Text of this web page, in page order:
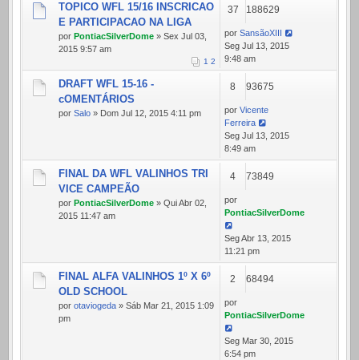
TOPICO WFL 15/16 INSCRICAO
E PARTICIPACAO NA LIGA
por PontiacSilverDome » Sex Jul 03,
2015 9:57 am
1 2
37 188629
por SansãoXIII
Seg Jul 13, 2015
9:48 am
DRAFT WFL 15-16 -
cOMENTÁRIOS
por Salo » Dom Jul 12, 2015 4:11 pm
8 93675
por Vicente
Ferreira
Seg Jul 13, 2015
8:49 am
FINAL DA WFL VALINHOS TRI
VICE CAMPEÃO
por PontiacSilverDome » Qui Abr 02,
2015 11:47 am
4 73849
por
PontiacSilverDome
Seg Abr 13, 2015
11:21 pm
FINAL ALFA VALINHOS 1º X 6º
OLD SCHOOL
por otaviogeda » Sáb Mar 21, 2015 1:09
pm
2 68494
por
PontiacSilverDome
Seg Mar 30, 2015
6:54 pm